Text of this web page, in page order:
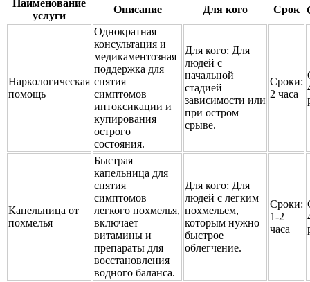
Наименование
услуги
Описание Для кого Срок
Наркологическая
помощь
Однократная
консультация и
медикаментозная
поддержка для
снятия
симптомов
интоксикации и
купирования
острого
состояния.
Для кого: Для
людей с
начальной
стадией
зависимости или
при остром
срыве.
Сроки:
2 часа
Капельница от
похмелья
Быстрая
капельница для
снятия
симптомов
легкого похмелья,
включает
витамины и
препараты для
восстановления
водного баланса.
Для кого: Для
людей с легким
похмельем,
которым нужно
быстрое
облегчение.
Сроки:
1-2
часа